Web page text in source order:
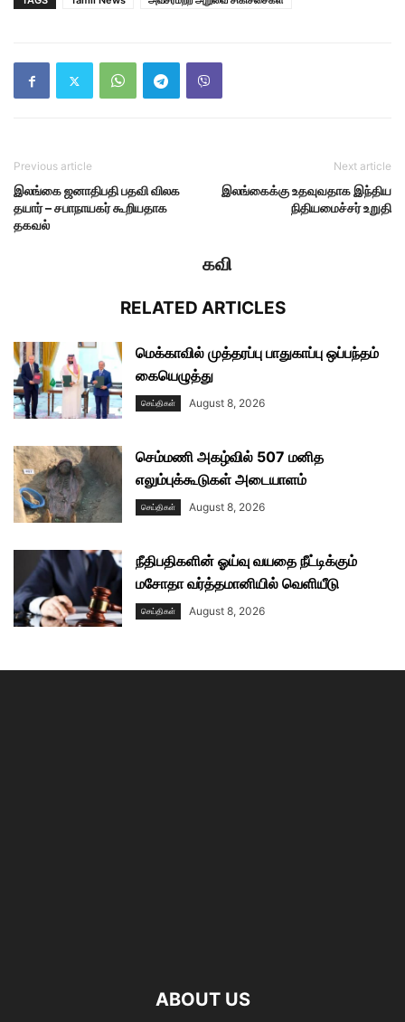
Previous article
இலங்கை ஜனாதிபதி பதவி விலக
தயார் – சபாநாயகர் கூறியதாக
தகவல்
Next article
இலங்கைக்கு உதவுவதாக இந்திய
நிதியமைச்சர் உறுதி
கவி
RELATED ARTICLES
மெக்காவில் முத்தரப்பு பாதுகாப்பு ஒப்பந்தம்
கையெழுத்து
செய்திகள் August 8, 2026
செம்மணி அகழ்வில் 507 மனித
எலும்புக்கூடுகள் அடையாளம்
செய்திகள் August 8, 2026
நீதிபதிகளின் ஓய்வு வயதை நீட்டிக்கும்
மசோதா வர்த்தமானியில் வெளியீடு
செய்திகள் August 8, 2026
ABOUT US